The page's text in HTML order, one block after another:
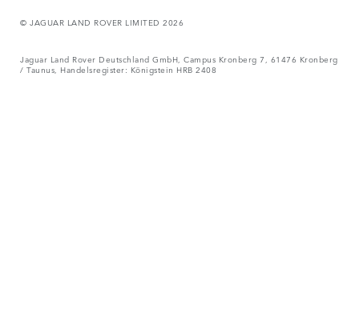
© JAGUAR LAND ROVER LIMITED 2026
Jaguar Land Rover Deutschland GmbH, Campus Kronberg 7, 61476 Kronberg
/ Taunus, Handelsregister: Königstein HRB 2408